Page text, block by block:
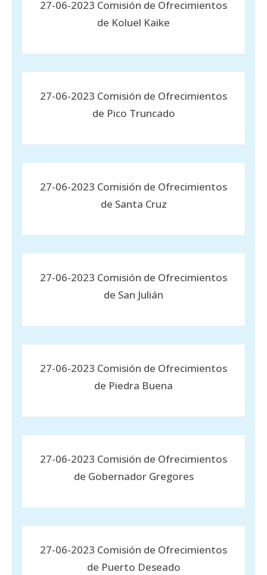
27-06-2023 Comisión de Ofrecimientos
de Koluel Kaike
27-06-2023 Comisión de Ofrecimientos
de Pico Truncado
27-06-2023 Comisión de Ofrecimientos
de Santa Cruz
27-06-2023 Comisión de Ofrecimientos
de San Julián
27-06-2023 Comisión de Ofrecimientos
de Piedra Buena
27-06-2023 Comisión de Ofrecimientos
de Gobernador Gregores
27-06-2023 Comisión de Ofrecimientos
de Puerto Deseado